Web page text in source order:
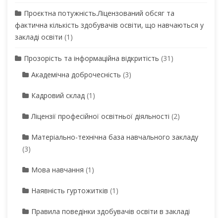
Проєктна потужність.Ліцензований обсяг та
фактична кількість здобувачів освіти, що навчаються у
закладі освіти (1)
Прозорість та інформаційна відкритість (31)
Академічна доброчесність (3)
Кадровий склад (1)
Ліцензії професійної освітньої діяльності (2)
Матеріально-технічна база навчального закладу
(3)
Мова навчання (1)
Наявність гуртожитків (1)
Правила поведінки здобувачів освіти в закладі